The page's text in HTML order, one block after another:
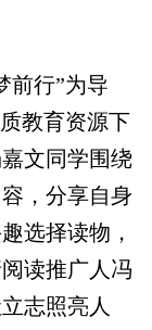
行”为导
教育资源下
文同学围绕
，分享自身
选择读物，
读推广人冯
志照亮人